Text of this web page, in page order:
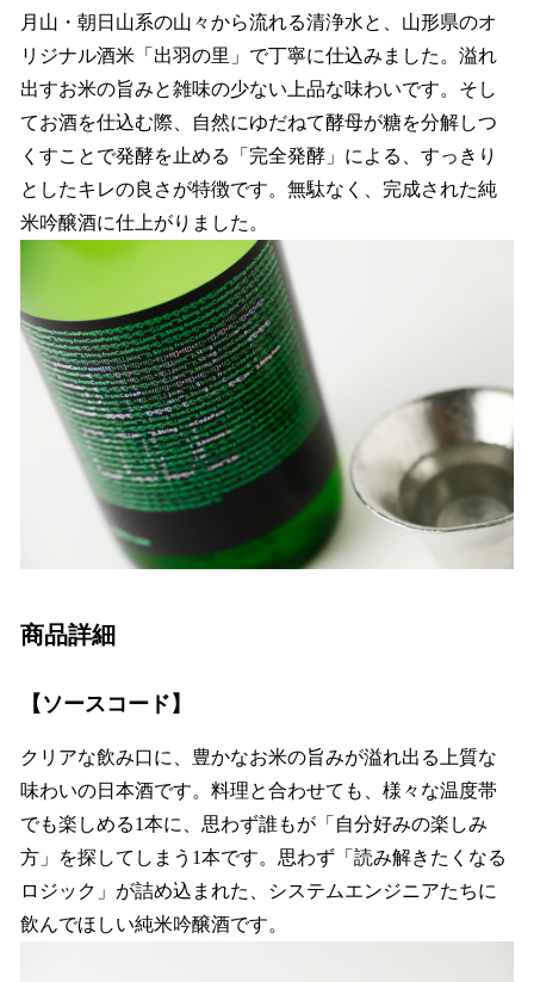
月山・朝日山系の山々から流れる清浄水と、山形県のオ
リジナル酒米「出羽の里」で丁寧に仕込みました。溢れ
出すお米の旨みと雑味の少ない上品な味わいです。そし
てお酒を仕込む際、自然にゆだねて酵母が糖を分解しつ
くすことで発酵を止める「完全発酵」による、すっきり
としたキレの良さが特徴です。無駄なく、完成された純
米吟醸酒に仕上がりました。
商品詳細
【ソースコード】
クリアな飲み口に、豊かなお米の旨みが溢れ出る上質な
味わいの日本酒です。料理と合わせても、様々な温度帯
でも楽しめる1本に、思わず誰もが「自分好みの楽しみ
方」を探してしまう1本です。思わず「読み解きたくなる
ロジック」が詰め込まれた、システムエンジニアたちに
飲んでほしい純米吟醸酒です。